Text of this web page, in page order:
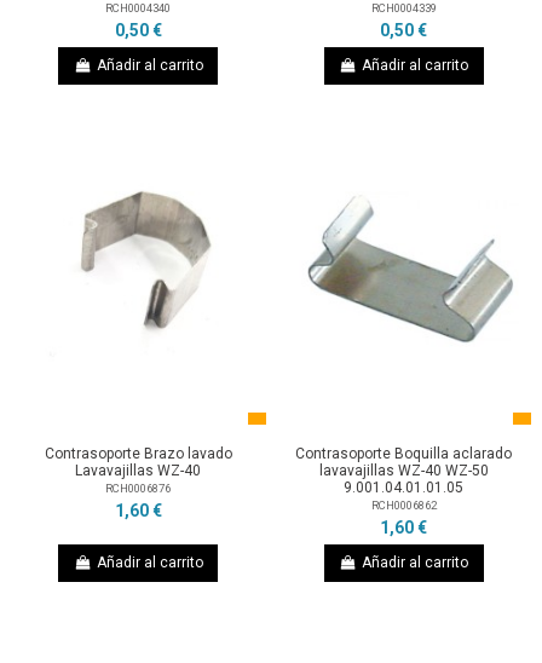
RCH0004340
0,50 €
Añadir al carrito
RCH0004339
0,50 €
Añadir al carrito
Contrasoporte Brazo lavado
Lavavajillas WZ-40
RCH0006876
1,60 €
Añadir al carrito
Contrasoporte Boquilla aclarado
lavavajillas WZ-40 WZ-50
9.001.04.01.01.05
RCH0006862
1,60 €
Añadir al carrito